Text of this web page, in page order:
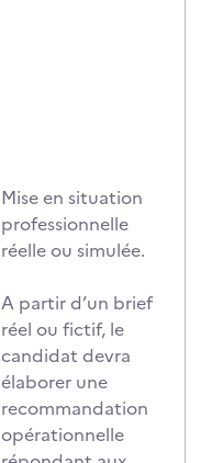
Mise en situation
professionnelle
réelle ou simulée.
A partir d’un brief
réel ou fictif, le
candidat devra
élaborer une
recommandation
opérationnelle